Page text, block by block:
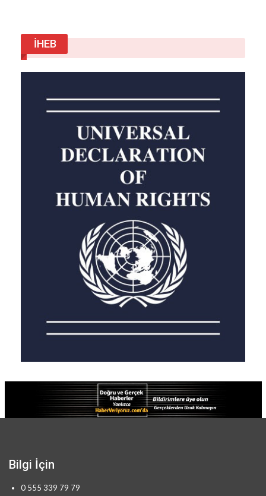
Detaylar, Haber Linki
İHEB
Bilgi İçin
0 555 339 79 79